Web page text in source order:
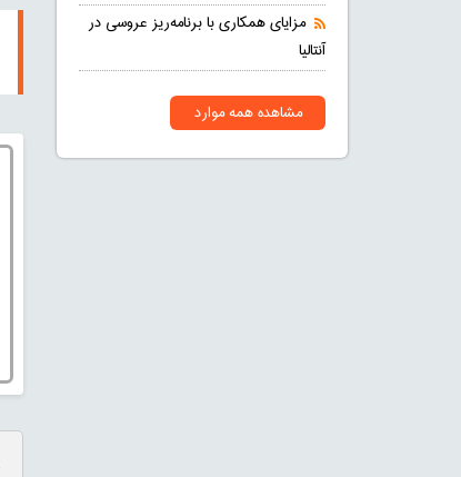
مزایای همکاری با برنامه‌ریز عروسی در
آنتالیا
مشاهده همه موارد